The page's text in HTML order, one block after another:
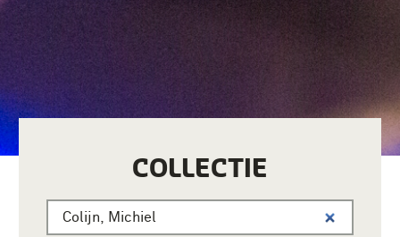
COLLECTIE